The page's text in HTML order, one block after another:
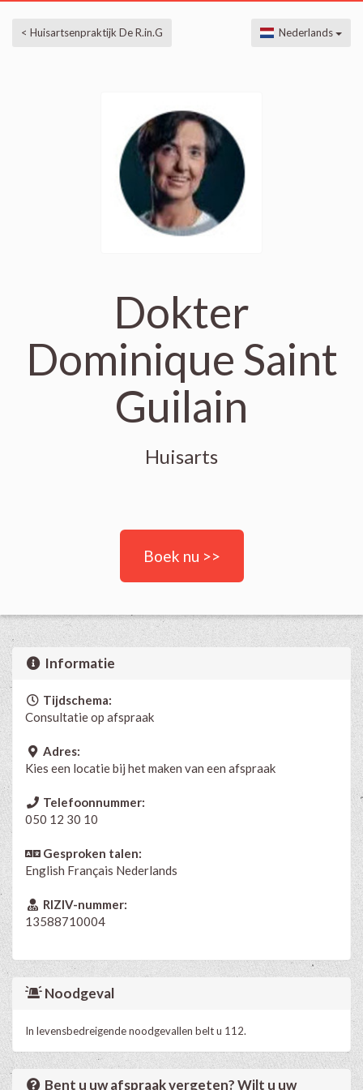
< Huisartsenpraktijk De R.in.G Nederlands
Dokter
Dominique Saint
Guilain
Huisarts
Boek nu >>
Informatie
Tijdschema:
Consultatie op afspraak
Adres:
Kies een locatie bij het maken van een afspraak
Telefoonnummer:
050 12 30 10
Gesproken talen:
English Français Nederlands
RIZIV-nummer:
13588710004
Noodgeval
In levensbedreigende noodgevallen belt u 112.
Bent u uw afspraak vergeten? Wilt u uw